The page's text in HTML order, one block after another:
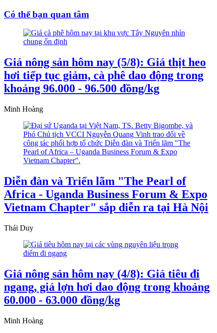
Có thể bạn quan tâm
Giá nông sản hôm nay (5/8): Giá thịt heo
hơi tiếp tục giảm, cà phê dao động trong
khoảng 96.000 - 96.500 đồng/kg
Minh Hoàng
Diễn đàn và Triển lãm "The Pearl of
Africa - Uganda Business Forum & Expo
Vietnam Chapter" sắp diễn ra tại Hà Nội
Thái Duy
Giá nông sản hôm nay (4/8): Giá tiêu đi
ngang, giá lợn hơi dao động trong khoảng
60.000 - 63.000 đồng/kg
Minh Hoàng